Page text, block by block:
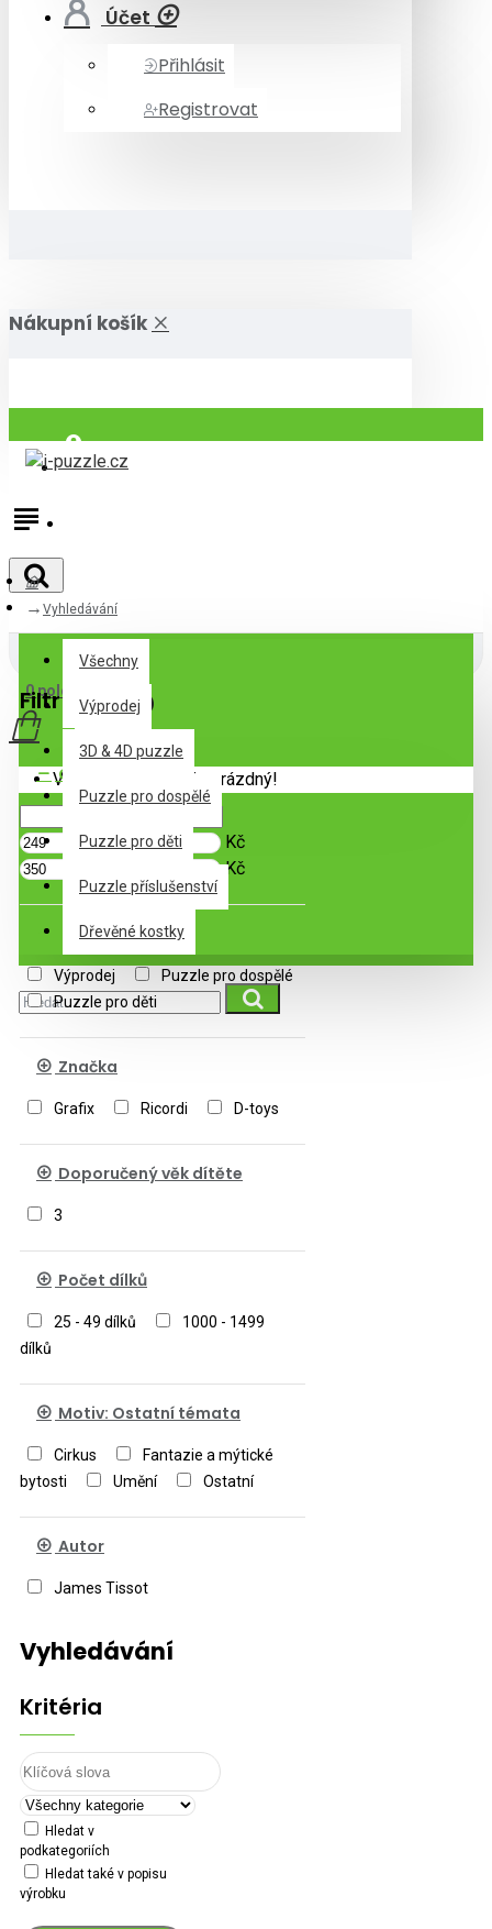
Účet
Přihlásit
Registrovat
Nákupní košík
Přihlásit
Všechny
Všechny
Výprodej
3D & 4D puzzle
Puzzle pro dospělé
Puzzle pro děti
Puzzle příslušenství
Dřevěné kostky
0 položek - 0Kč
Váš nákupní košík je prázdný!
Vyhledávání
Filtr Zrušit filtr
Cena
Kč
Kč
Podkategorie
Výprodej
Puzzle pro dospělé
Puzzle pro děti
Značka
Grafix Ricordi D-toys
Doporučený věk dítěte
3
Počet dílků
25 - 49 dílků
1000 - 1499
dílků
Motiv: Ostatní témata
Cirkus
Fantazie a mýtické
bytosti
Umění Ostatní
Autor
James Tissot
Vyhledávání
Kritéria
Hledat v
podkategoriích
Hledat také v popisu
výrobku